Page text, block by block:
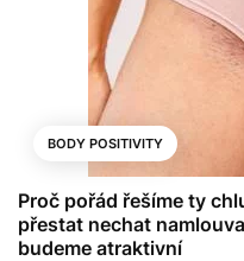
BODY POSITIVITY
Proč pořád řešíme ty
přestat nechat
budeme atraktivní